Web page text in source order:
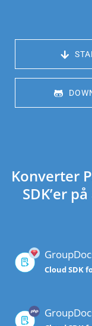
Konverter
SDK’er
Cloud SDK